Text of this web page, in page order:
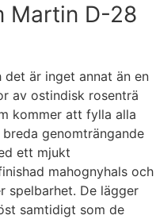
Martin D-28
är inget annat än en
av ostindisk rosenträ
kommer att fylla alla
genomträngande
ett mjukt
mahognyhals och
spelbarhet. De lägger
samtidigt som de